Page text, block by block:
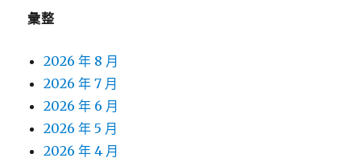
彙整
2026 年 8 月
2026 年 7 月
2026 年 6 月
2026 年 5 月
2026 年 4 月